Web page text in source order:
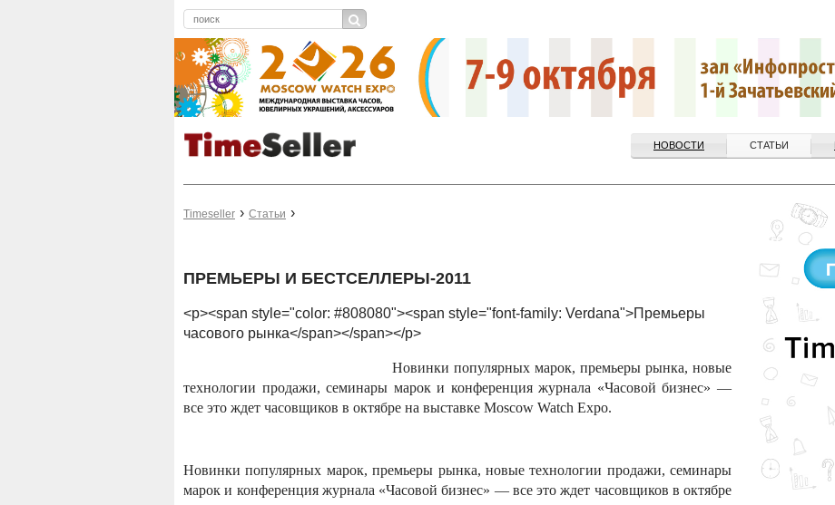
НОВОСТИ СТАТЬИ
Timeseller Статьи
ПРЕМЬЕРЫ И БЕСТСЕЛЛЕРЫ-2011
<p><span style="color: #808080"><span style="font-family: Verdana">Премьеры
часового рынка</span></span></p>
Новинки популярных марок, премьеры рынка, новые
технологии продажи, семинары марок и конференция журнала «Часовой бизнес» —
все это ждет часовщиков в октябре на выставке Moscow Watch Expo.
Новинки популярных марок, премьеры рынка, новые технологии продажи, семинары
марок и конференция журнала «Часовой бизнес» — все это ждет часовщиков в октябре